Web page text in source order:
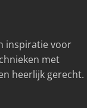
inspiratie voor
met
heerlijk gerecht.